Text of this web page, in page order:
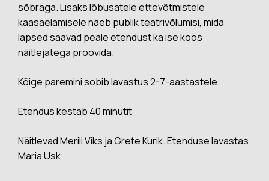
sõbraga. Lisaks lõbusatele ettevõtmistele
kaasaelamisele näeb publik teatrivõlumisi, mida
lapsed saavad peale etendust ka ise koos
näitlejatega proovida.
Kõige paremini sobib lavastus 2-7-aastastele.
Etendus kestab 40 minutit
Näitlevad Merili Viks ja Grete Kurik. Etenduse lavastas
Maria Usk.